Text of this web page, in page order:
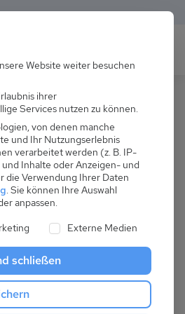
Website weiter besuchen
ihrer
Services nutzen zu können.
von denen manche
und Ihr Nutzungserlebnis
verarbeitet werden (z. B. IP-
Inhalte oder Anzeigen- und
die Verwendung Ihrer Daten
. Sie können Ihre Auswahl
anpassen.
für die eine Einwilligung
Externe Medien
schließen